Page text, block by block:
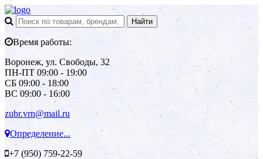
Время работы:
Воронеж, ул. Свободы, 32
ПН-ПТ 09:00 - 19:00
СБ 09:00 - 18:00
ВС 09:00 - 16:00
zubr.vrn@mail.ru
Определение...
+7 (950) 759-22-59